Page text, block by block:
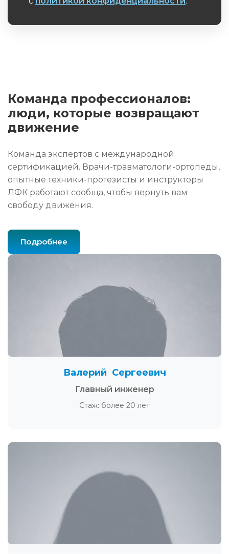
Команда профессионалов:
люди, которые возвращают
движение
Команда экспертов с международной
сертификацией. Врачи-травматологи-ортопеды,
опытные техники-протезисты и инструкторы
ЛФК работают сообща, чтобы вернуть вам
свободу движения.
Подробнее
Валерий Сергеевич
Главный инженер
Стаж: более 20 лет